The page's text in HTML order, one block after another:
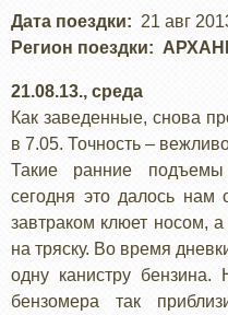
Дата поездки
21 авг
Регион поездки
21.08.13., среда
Как заведенные, снова
в 7.05. Точность –
Такие ранние
сегодня это далось нам
завтраком клюет носом,
на тряску. Во время
одну канистру
бензомера так